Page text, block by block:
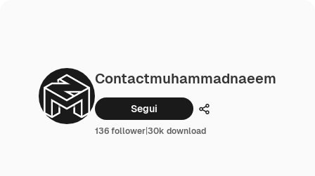
Contactmuhammadnaeem
Segui Condividi
136 follower|30k download